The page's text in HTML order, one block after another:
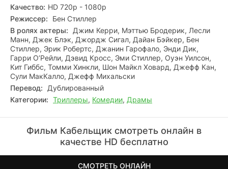
Качество: HD 720p - 1080p
Режиссер:
Бен Стиллер
В ролях актеры:
Джим Керри, Мэттью Бродерик, Лесли
Манн, Джек Блэк, Джордж Сигал, Дайан Бэйкер, Бен
Стиллер, Эрик Робертс, Джанин Гарофало, Энди Дик,
Гарри О’Рейли, Дэвид Кросс, Эми Стиллер, Оуэн Уилсон,
Кит Гиббс, Томми Хинкли, Шон Майкл Ховард, Джефф Кан,
Сули МакКалло, Джефф Михальски
Перевод:
Дублированный
Категории: Триллеры, Комедии, Драмы
Фильм Кабельщик смотреть онлайн в
качестве HD бесплатно
СМОТРЕТЬ ОНЛАЙН